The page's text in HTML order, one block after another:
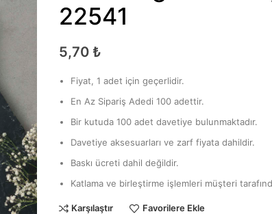
22541
5,70 ₺
Fiyat, 1 adet için geçerlidir.
En Az Sipariş Adedi 100 adettir.
Bir kutuda 100 adet davetiye bulunmaktadır.
Davetiye aksesuarları ve zarf fiyata dahildir.
Baskı ücreti dahil değildir.
Katlama ve birleştirme işlemleri müşteri
Karşılaştır Favorilere Ekle